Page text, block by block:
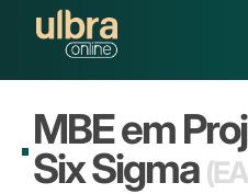
Buscar
Já
MBE em
Six Sigma